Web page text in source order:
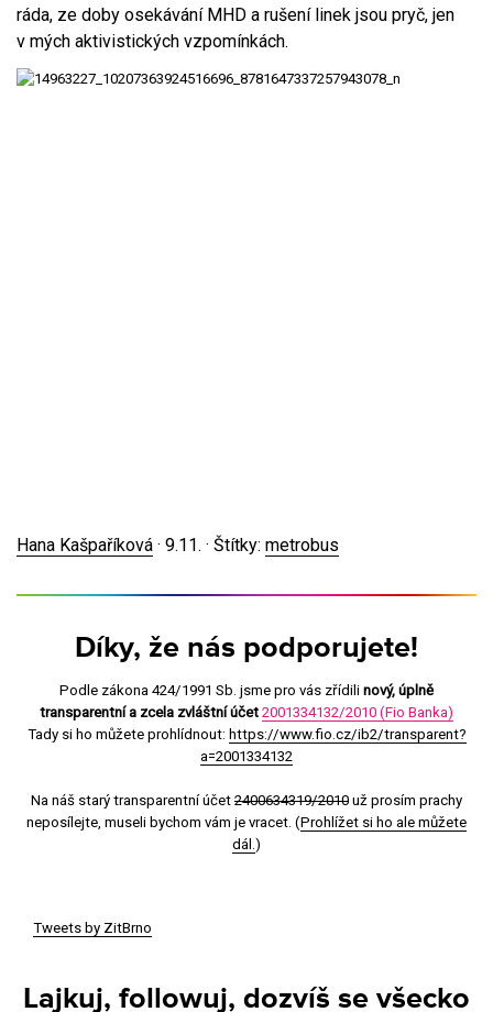
ráda, ze doby osekávání MHD a rušení linek jsou pryč, jen
v mých aktivistických vzpomínkách.
Hana Kašpaříková · 9.11. · Štítky: metrobus
Díky, že nás podporujete!
Podle zákona 424/1991 Sb. jsme pro vás zřídili nový, úplně
transparentní a zcela zvláštní účet 2001334132/2010 (Fio Banka)
Tady si ho můžete prohlídnout: https://www.fio.cz/ib2/transparent?
a=2001334132
Na náš starý transparentní účet 2400634319/2010 už prosím prachy
neposílejte, museli bychom vám je vracet. (Prohlížet si ho ale můžete
dál. )
Tweets by ZitBrno
Lajkuj, followuj, dozvíš se všecko